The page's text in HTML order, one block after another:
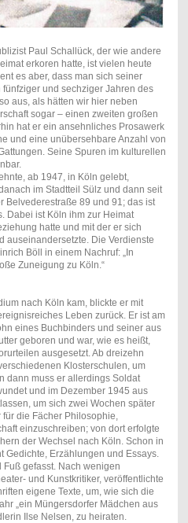
Paul Schallück, der wie andere
erkoren hatte, ist vielen heute
es aber, dass man sich seiner
und sechziger Jahren des
aus, als hätten wir hier neben
sogar – einen zweiten großen
hat er ein ansehnliches Prosawerk
und eine unübersehbare Anzahl von
Seine Spuren im kulturellen
ab 1947, in Köln gelebt,
im Stadtteil Sülz und dann seit
Belvederestraße 89 und 91; das ist
Dabei ist Köln ihm zur Heimat
hatte und mit der er sich
auseinandersetzte. Die Verdienste
Böll in einem Nachruf: „In
Zuneigung zu Köln.“
nach Köln kam, blickte er mit
Leben zurück. Er ist am
eines Buchbinders und seiner aus
geboren und war, wie es heißt,
ausgesetzt. Ab dreizehn
Klosterschulen, um
dann muss er allerdings Soldat
und im Dezember 1945 aus
um sich zwei Wochen später
die Fächer Philosophie,
einzuschreiben; von dort erfolgte
der Wechsel nach Köln. Schon in
Erzählungen und Essays.
gefasst. Nach wenigen
und Kunstkritiker, veröffentlichte
eigene Texte, um, wie sich die
„ein Müngersdorfer Mädchen aus
Ilse Nelsen, zu heiraten.